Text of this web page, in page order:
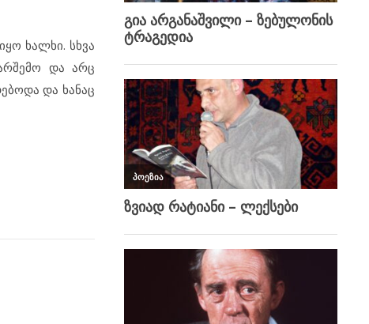
ხალხი. სხვა
და არც
და ხანაც